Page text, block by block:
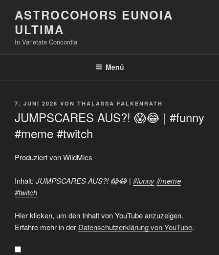
Inhalt
springen
ASTROCOHORS EUNOIA
ULTIMA
In Varietate Concordia
Menü
VERÖFFENTLICHT
7. JUNI 2026 VON THALASSA FALKENRATH
JUMPSCARES AUS?! 😱😂 | #funny
#meme #twitch
Produziert von WildMics
Inhalt: JUMPSCARES AUS?! 😱😂 | #funny#meme
#twitch
„JUMPSCARES
AUS?!
😱
😂
#funny
Hier klicken, um den Inhalt von YouTube anzuzeigen.
Erfahre mehr in der Datenschutzerklärung von YouTube.